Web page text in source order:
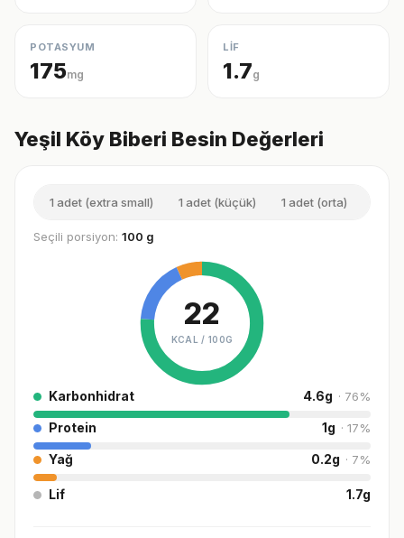
POTASYUM
175mg
LİF
1.7g
Yeşil Köy Biberi Besin Değerleri
1 adet (extra small) 1 adet (küçük) 1 adet (orta)
Seçili porsiyon: 100 g
22
KCAL / 100G
Karbonhidrat 4.6g · 76%
Protein 1g · 17%
Yağ 0.2g · 7%
Lif 1.7g